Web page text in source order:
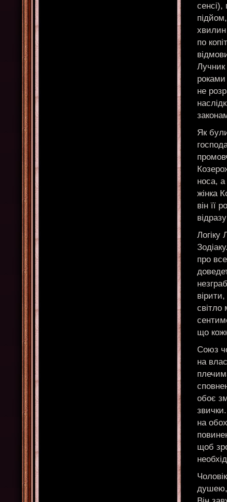
сенсі),
по
Лучник
роками
не
Як
носа, а
жінка
він її
Логіку
про
світло
що
Союз
на
обоє
на
щоб
душею,